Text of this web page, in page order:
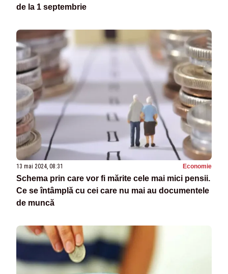
de la 1 septembrie
13 mai 2024, 08:31 Economie
Schema prin care vor fi mărite cele mai mici pensii.
Ce se întâmplă cu cei care nu mai au documentele
de muncă